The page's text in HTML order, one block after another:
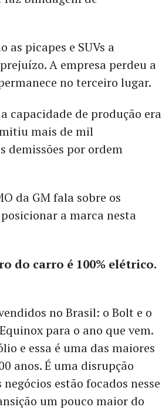
as picapes e SUVs a
A empresa perdeu a
no terceiro lugar.
capacidade de produção era
mais de mil
demissões por ordem
da GM fala sobre os
a marca nesta
do carro é 100% elétrico.
no Brasil: o Bolt e o
para o ano que vem.
e essa é uma das maiores
anos. É uma disrupção
estão focados nesse
um pouco maior do